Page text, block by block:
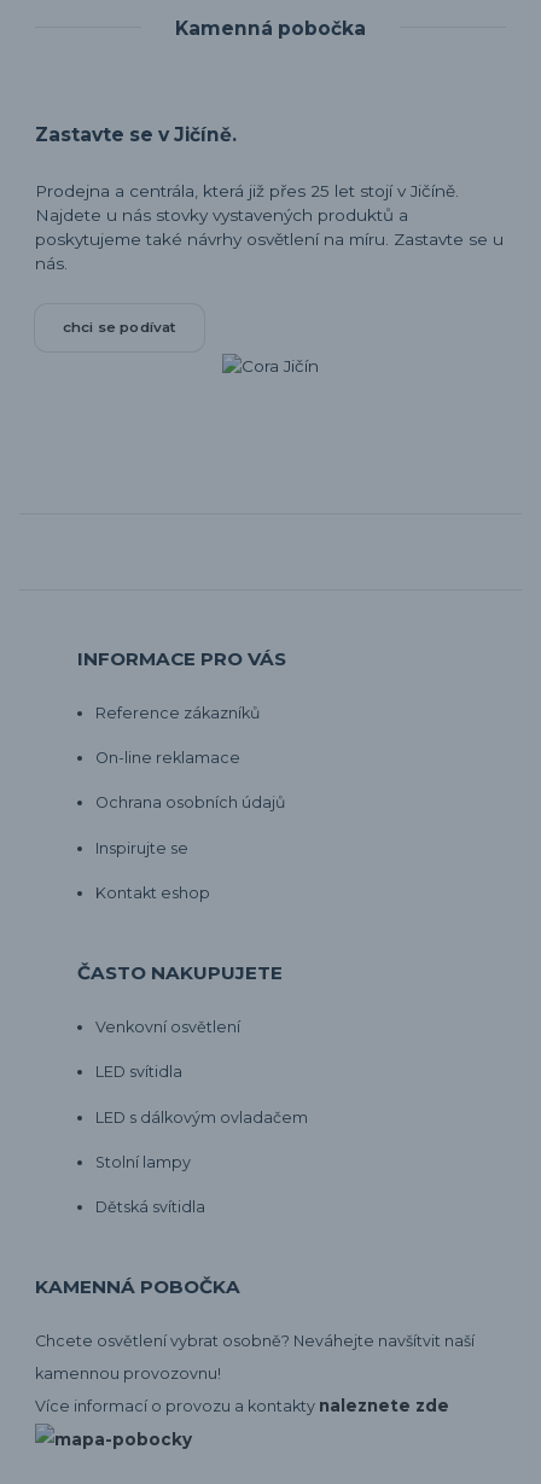
Kamenná pobočka
Zastavte se v Jičíně.
Prodejna a centrála, která již přes 25 let stojí v Jičíně.
Najdete u nás stovky vystavených produktů a
poskytujeme také návrhy osvětlení na míru. Zastavte se u
nás.
chci se podívat
INFORMACE PRO VÁS
Reference zákazníků
On-line reklamace
Ochrana osobních údajů
Inspirujte se
Kontakt eshop
ČASTO NAKUPUJETE
Venkovní osvětlení
LED svítidla
LED s dálkovým ovladačem
Stolní lampy
Dětská svítidla
KAMENNÁ POBOČKA
Chcete osvětlení vybrat osobně? Neváhejte navšítvit naší
kamennou provozovnu!
Více informací o provozu a kontakty naleznete zde